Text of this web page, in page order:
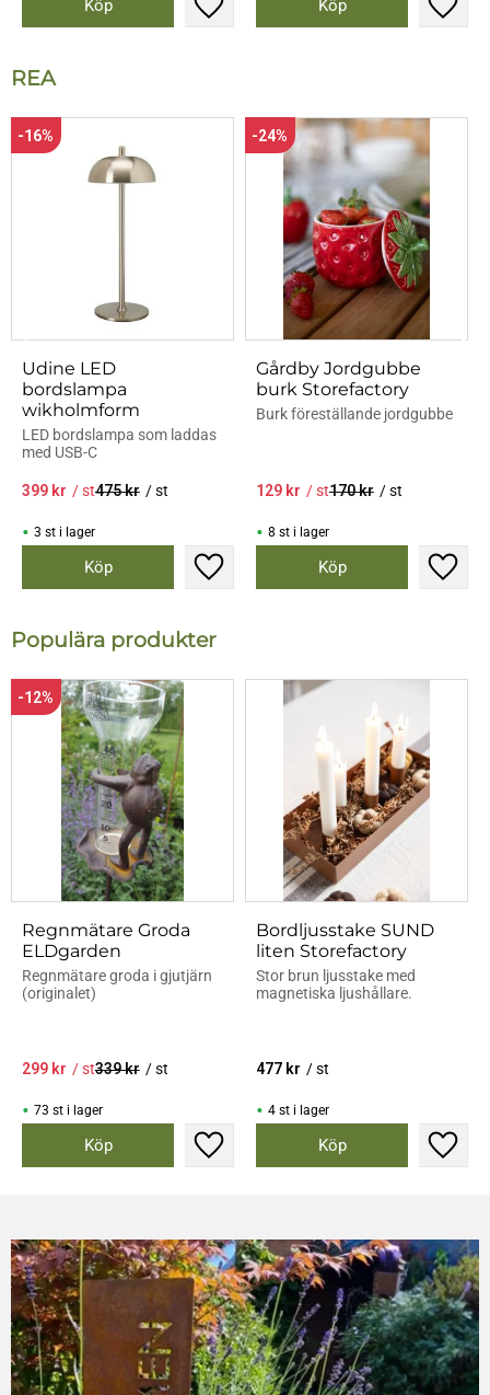
Lägg till i favoriter Lägg
REA
Udine LED
bordslampa
wikholmform
LED bordslampa som laddas
med USB-C
399kr /st475kr /st
16%
Lägg till i favoriter
3 st i lager
Gårdby Jordgubbe
burk Storefactory
Burk föreställande jordgubbe
129kr /st170kr /st
24%
Lägg
8 st i lager
Populära produkter
Regnmätare Groda
ELDgarden
Regnmätare groda i gjutjärn
(originalet)
299kr /st339kr /st
12%
Lägg till i favoriter
73 st i lager
Bordljusstake SUND
liten Storefactory
Stor brun ljusstake med
magnetiska ljushållare.
477kr /st
Lägg
4 st i lager